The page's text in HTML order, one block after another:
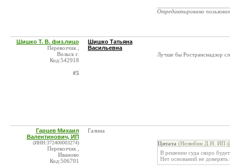
Отредактировано
Шишко Т. В. физ.лицо
Перевозчик ,
Вольск г.
Код:542918
#5
Шишко Татьяна
Васильевна
Лучше бы Ространснадзор
Гарцев Михаил
Валентинович, ИП
(ИНН:372400003274)
Перевозчик ,
Иваново
Код:506701
Галина
Цитата (Нелюбин Д.Н. ИП
В решении суда скоро
Нет оснований не доверять